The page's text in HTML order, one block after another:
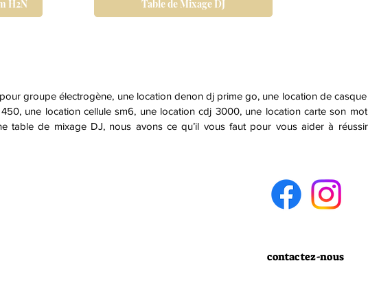
H2N Table de Mixage DJ
groupe électrogène, une location denon dj prime go, une location de
une location cellule sm6, une location cdj 3000, une location carte son
table de mixage DJ, nous avons ce qu’il vous faut pour vous aider à
contactez-nous